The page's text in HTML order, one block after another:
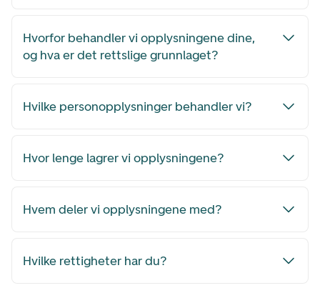
Hvorfor behandler vi opplysningene dine,
og hva er det rettslige grunnlaget?
Hvilke personopplysninger behandler vi?
Hvor lenge lagrer vi opplysningene?
Hvem deler vi opplysningene med?
Hvilke rettigheter har du?